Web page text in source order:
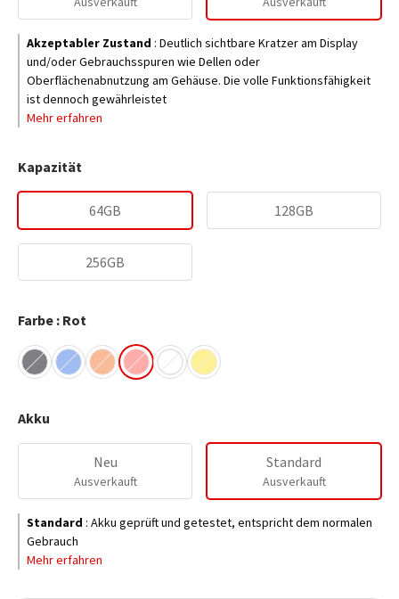
Akzeptabler Zustand : Deutlich sichtbare Kratzer am Display
und/oder Gebrauchsspuren wie Dellen oder
Oberflächenabnutzung am Gehäuse. Die volle Funktionsfähigkeit
ist dennoch gewährleistet
Mehr erfahren
Kapazität
64GB 128GB
256GB
Farbe : Rot
Akku
Neu
Ausverkauft
Standard
Ausverkauft
Standard : Akku geprüft und getestet, entspricht dem normalen
Gebrauch
Mehr erfahren